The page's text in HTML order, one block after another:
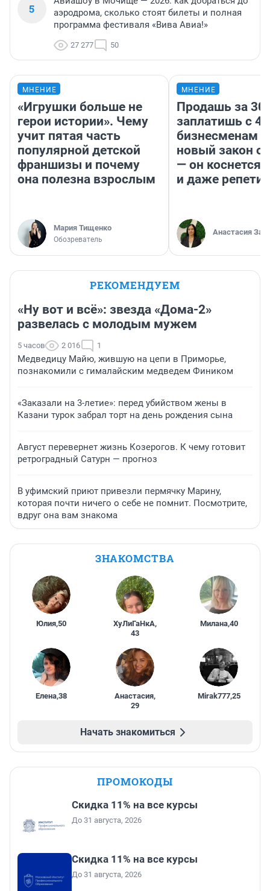
5
аэродрома, сколько стоят билеты и полная
программа фестиваля «Вива Авиа!»
27 277 50
МНЕНИЕ
«Игрушки больше не
герои истории». Чему
учит пятая часть
популярной детской
франшизы и почему
она полезна взрослым
Мария Тищенко
Обозреватель
МНЕНИЕ
Продашь за
заплатишь с
бизнесменам
новый закон о
— он коснется
и даже
Анастасия
РЕКОМЕНДУЕМ
«Ну вот и всё»: звезда «Дома-2»
развелась с молодым мужем
5 часов 2 016 1
Медведицу Майю, жившую на цепи в Приморье,
познакомили с гималайским медведем Фиником
«Заказали на 3-летие»: перед убийством жены в
Казани турок забрал торт на день рождения сына
Август перевернет жизнь Козерогов. К чему готовит
ретроградный Сатурн — прогноз
В уфимский приют привезли пермячку Марину,
которая почти ничего о себе не помнит. Посмотрите,
вдруг она вам знакома
ЗНАКОМСТВА
Юлия,50 ХуЛиГаНкА,
43
Милана,40
Елена,38 Анастасия,
29
Mirak777,25
Начать знакомиться
ПРОМОКОДЫ
Скидка 11% на все курсы
До 31 августа, 2026
Скидка 11% на все курсы
До 31 августа, 2026